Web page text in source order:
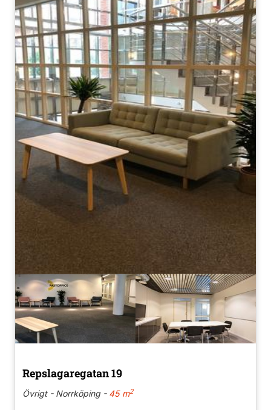
Repslagaregatan 19
Övrigt - Norrköping -45 m2